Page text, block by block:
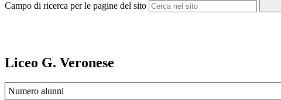
Campo di ricerca per le pagine del sito
Liceo G. Veronese
Numero alunni